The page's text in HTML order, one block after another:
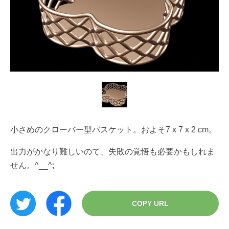
小さめのクローバー型バスケット。およそ7 x 7 x 2 cm。
出力がかなり難しいのて、失敗の覚悟も必要かもしれま
せん。^__^;
COPY URL